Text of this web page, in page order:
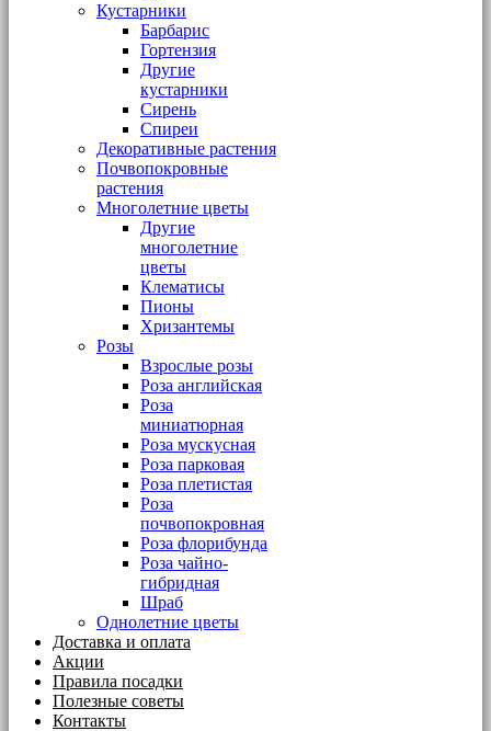
Кустарники
Барбарис
Гортензия
Другие
кустарники
Сирень
Спиреи
Декоративные растения
Почвопокровные
растения
Многолетние цветы
Другие
многолетние
цветы
Клематисы
Пионы
Хризантемы
Розы
Взрослые розы
Роза английская
Роза
миниатюрная
Роза мускусная
Роза парковая
Роза плетистая
Роза
почвопокровная
Роза флорибунда
Роза чайно-
гибридная
Шраб
Однолетние цветы
Доставка и оплата
Акции
Правила посадки
Полезные советы
Контакты